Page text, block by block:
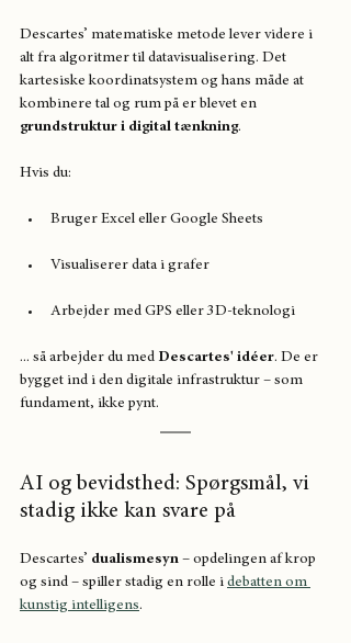
Descartes’ matematiske metode lever videre i
alt fra algoritmer til datavisualisering. Det
kartesiske koordinatsystem og hans måde at
kombinere tal og rum på er blevet en
grundstruktur i digital tænkning.
Hvis du:
Bruger Excel eller Google Sheets
Visualiserer data i grafer
Arbejder med GPS eller 3D-teknologi
... så arbejder du med Descartes' idéer. De er
bygget ind i den digitale infrastruktur – som
fundament, ikke pynt.
AI og bevidsthed: Spørgsmål, vi
stadig ikke kan svare på
Descartes’ dualismesyn – opdelingen af krop
og sind – spiller stadig en rolle i debatten om
kunstig intelligens.